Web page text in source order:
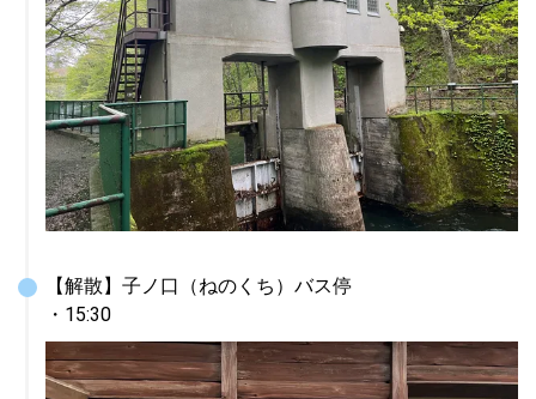
【解散】子ノ口（ねのくち）バス停
・15:30